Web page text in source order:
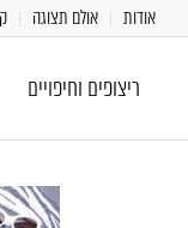
אודות אולם תצוגה
ריצופים וחיפויים